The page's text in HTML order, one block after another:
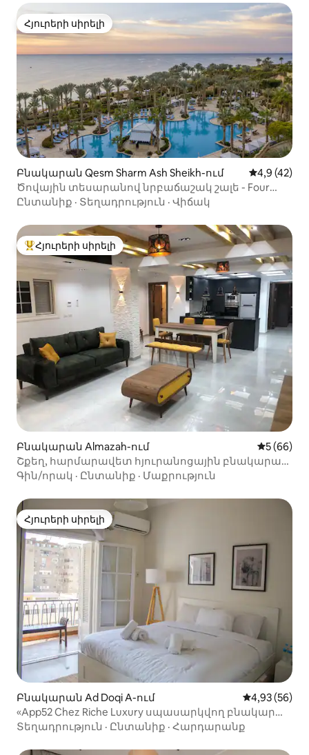
Հյուրերի սիրելի
Հյուրերի սիրելի
Բնակարան Qesm Sharm Ash Sheikh-ում Միջին
4,9 (42)
Ծովային տեսարանով նրբաճաշակ շալե - Four
Seasons հանգստավայր
Ընտանիք · Տեղադրություն · Վիճակ
Հյուրերի սիրելի լավագույն տները
Հյուրերի սիրելի
Բնակարան Almazah-ում Միջին
5 (66)
Շքեղ, հարմարավետ հյուրանոցային բնակարան
՝ բոլոր ծառայություններով
Գին/որակ · Ընտանիք · Մաքրություն
Հյուրերի սիրելի
Հյուրերի սիրելի
Բնակարան Ad Doqi A-ում Միջին
4,93 (56)
«App52 Chez Riche Luxury սպասարկվող բնակարան
Դոկկիում
Տեղադրություն · Ընտանիք · Հարդարանք